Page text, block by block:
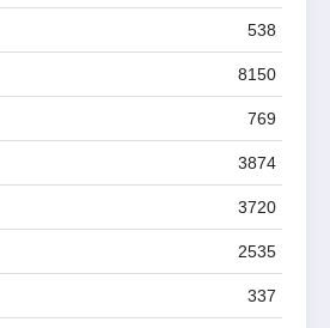
538
8150
769
3874
3720
2535
337